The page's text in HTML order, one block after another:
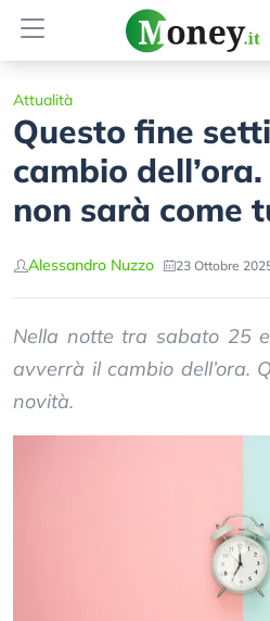
Attualità
Questo fine
cambio
non sarà come
Alessandro Nuzzo 23 Ottobre
Nella notte tra sabato 25
avverrà il cambio dell’ora.
novità.